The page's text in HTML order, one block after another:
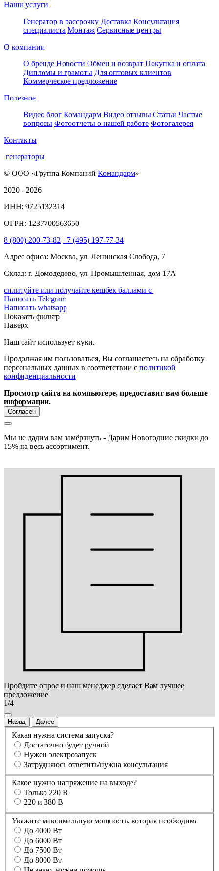
Наши услуги
Генератор в рассрочку Доставка Консультация
специалиста Монтаж Сервисные центры
О компании
О бренде Новости Обмен и возврат Покупка и оплата
Дипломы и грамоты Для оптовых клиентов
Коммерческое предложение
Полезное
Видео блог Командарм Видео отзывы Статьи Частые
вопросы Фотоотчеты о нашей работе Фотогалерея
Контакты
генераторы
© ООО «Группа Компаний Командарм»
2020 - 2026
ИНН: 9725132314
ОГРН: 1237700563650
8 (800) 200-73-82 +7 (495) 197-77-34
Адрес офиса: Москва, ул. Ленинская Слобода, 7
Склад: г. Домодедово, ул. Промышленная, дом 17А
сплитуйте или получайте кешбек баллами с
Написать Telegram
Написать whatsapp
Показать фильтр
Наверх
Наш сайт использует куки.
Продолжая им пользоваться, Вы соглашаетесь на обработку
персональных данных в соответствии с политикой
конфиденциальности
Просмотр сайта на компьютере, предоставит вам больше
информации.
Согласен
Мы не дадим вам замёрзнуть - Дарим Новогодние скидки до
15% на весь ассортимент.
Пройдите опрос и наш менеджер сделает Вам лучшее
предложение
1/4
Назад Далее
Какая нужна система запуска?
Достаточно будет ручной
Нужен электрозапуск
Затрудняюсь ответить/нужна консультация
Какое нужно напряжение на выходе?
Только 220 В
220 и 380 В
Укажите максимальную мощность, которая необходима
До 4000 Вт
До 6000 Вт
До 7500 Вт
До 8000 Вт